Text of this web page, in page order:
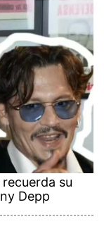
su
Depp